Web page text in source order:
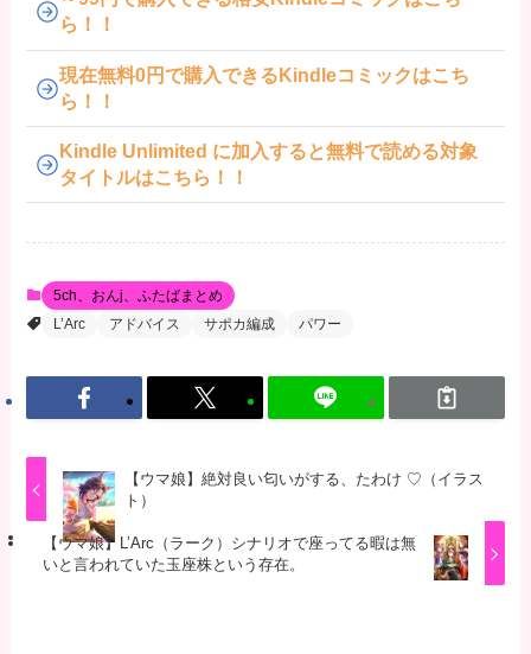
ら！！
現在無料0円で購入できるKindleコミックはこち
ら！！
Kindle Unlimited に加入すると無料で読める対象
タイトルはこちら！！
5ch、おんj、ふたばまとめ
L’Arc
アドバイス サポカ編成 パワー
【ウマ娘】絶対良い匂いがする、たわけ ♡（イラス
ト）
【ウマ娘】L’Arc（ラーク）シナリオで座ってる暇は無
いと言われていた玉座株という存在。